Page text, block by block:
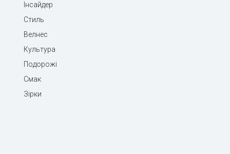
Інсайдер
Стиль
Велнес
Культура
Подорожі
Смак
Зірки